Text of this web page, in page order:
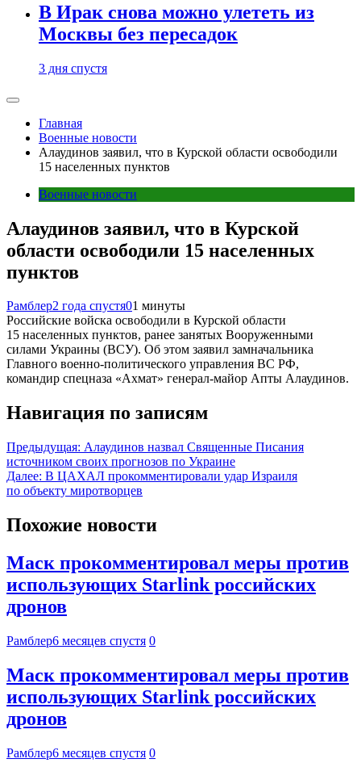
В Ирак снова можно улететь из
Москвы без пересадок
3 дня спустя
Главная
Военные новости
Алаудинов заявил, что в Курской области освободили
15 населенных пунктов
Военные новости
Алаудинов заявил, что в Курской
области освободили 15 населенных
пунктов
Рамблер2 года спустя01 минуты
Российские войска освободили в Курской области
15 населенных пунктов, ранее занятых Вооруженными
силами Украины (ВСУ). Об этом заявил замначальника
Главного военно-политического управления ВС РФ,
командир спецназа «Ахмат» генерал-майор Апты Алаудинов.
Навигация по записям
Предыдущая: Алаудинов назвал Священные Писания
источником своих прогнозов по Украине
Далее: В ЦАХАЛ прокомментировали удар Израиля
по объекту миротворцев
Похожие новости
Маск прокомментировал меры против
использующих Starlink российских
дронов
Рамблер6 месяцев спустя 0
Маск прокомментировал меры против
использующих Starlink российских
дронов
Рамблер6 месяцев спустя 0